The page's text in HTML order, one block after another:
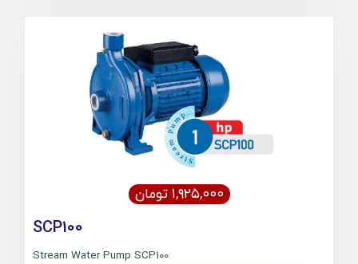
۱,۹۲۵,۰۰۰ تومان
SCP100
Stream Water Pump SCP100